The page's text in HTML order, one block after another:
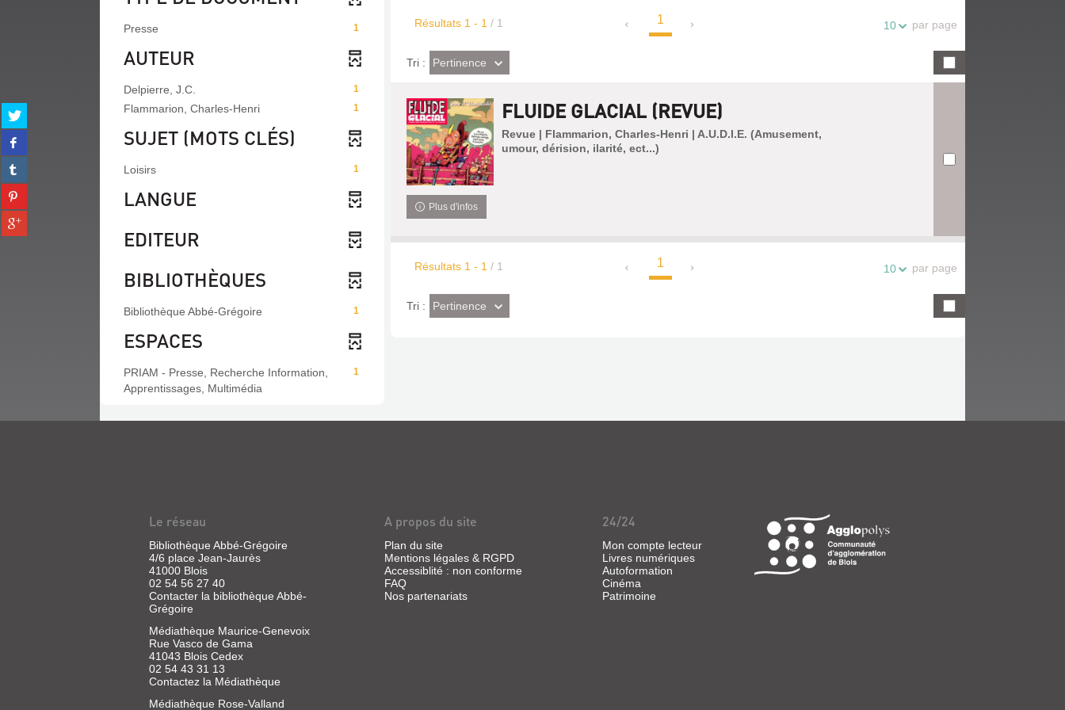
Partager
sur
twitter
(Nouvelle
fenêtre)
Partager
sur
facebook
(Nouvelle
fenêtre)
Partager
sur
tumblr
(Nouvelle
fenêtre)
Partager
sur
pinterest
(Nouvelle
Partager
sur
Résultats 1 - 1 / 1 1 10 par page
Tri :(Effet
imédiat)
Pertinence
FLUIDE GLACIAL (REVUE)
Revue | Flammarion, Charles-Henri | A.U.D.I.E. (Amusement,
umour, dérision, ilarité, ect...)
Plus d'infos
Résultats 1 - 1 / 1 1 10 par page
Tri :(Effet
imédiat)
Pertinence
1
Presse
AUTEUR
1
Delpierre, J.C.
1
Flammarion, Charles-Henri
SUJET (MOTS CLÉS)
1
Loisirs
LANGUE
EDITEUR
BIBLIOTHÈQUES
1
Bibliothèque Abbé-Grégoire
ESPACES
1
PRIAM - Presse, Recherche Information,
Apprentissages, Multimédia
Le réseau
Bibliothèque Abbé-Grégoire
4/6 place Jean-Jaurès
41000 Blois
02 54 56 27 40
Contacter la bibliothèque Abbé-
Grégoire
Médiathèque Maurice-Genevoix
Rue Vasco de Gama
41043 Blois Cedex
02 54 43 31 13
Contactez la Médiathèque
Médiathèque Rose-Valland
A propos du site
Plan du site
Mentions légales & RGPD
Accessiblité : non conforme
FAQ
Nos partenariats
24/24
Mon compte lecteur
Livres numériques
Autoformation
Cinéma
Patrimoine